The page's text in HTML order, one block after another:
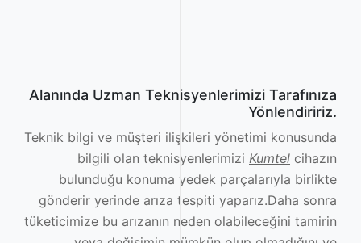
Alanında Uzman Teknisyenlerimizi Tarafınıza
Yönlendiririz.
Teknik bilgi ve müşteri ilişkileri yönetimi konusunda
bilgili olan teknisyenlerimizi Kumtel cihazın
bulunduğu konuma yedek parçalarıyla birlikte
gönderir yerinde arıza tespiti yaparız.Daha sonra
tüketicimize bu arızanın neden olabileceğini tamirin